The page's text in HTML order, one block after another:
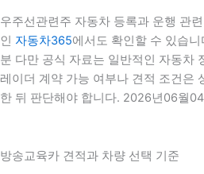
우주선관련주 자동차 등록과 운행 관
인 자동차365에서도 확인할 수 있습
분 다만 공식 자료는 일반적인 자동차
레이더 계약 가능 여부나 견적 조건은
한 뒤 판단해야 합니다. 2026년06월
방송교육카 견적과 차량 선택 기준